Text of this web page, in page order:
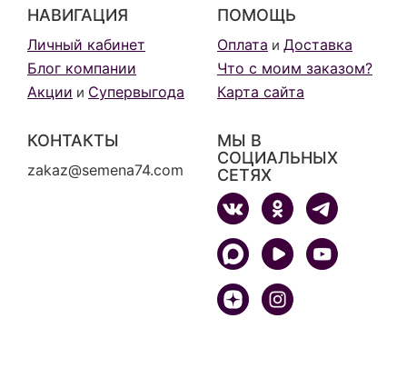
НАВИГАЦИЯ
Личный кабинет
Блог компании
Акции и Супервыгода
ПОМОЩЬ
Оплата и Доставка
Что с моим заказом?
Карта сайта
КОНТАКТЫ
zakaz@semena74.com
МЫ В
СОЦИАЛЬНЫХ
СЕТЯХ